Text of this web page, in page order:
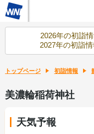
2026年の初詣
2027年の初詣
トップページ 初詣情報
美濃輪稲荷神社
天気予報